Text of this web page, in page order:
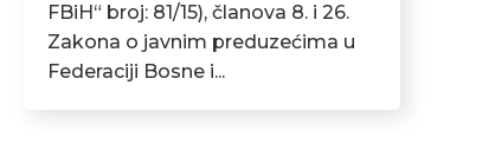
FBiH“ broj: 81/15), članova 8. i 26.
Zakona o javnim preduzećima u
Federaciji Bosne i...